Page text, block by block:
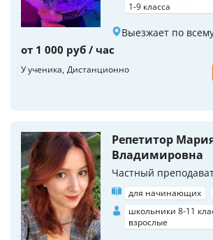
1-9 класса
Выезжает по
от 1 000 руб / час
У ученика Дистанционно
Репетитор
Владимировна
Частный
для начинающих
школьники 8-11
взрослые